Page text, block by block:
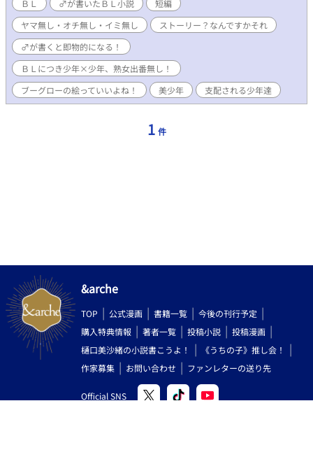
の「男の娘」というのも、実は少年フェチのバリエーションと言
えば言えなくもない気がします・・・・。 ・・・・そんなワケ
で「ＢＬ」というジャンルを手探りで書き始めたのですが、書い
ていて、ふとあることに気が付きました！ ♂が書くＢＬという
のは、イロイロと「即物的」になってしまうのです！ ＢＬ小説
独特の「耽美感」が希薄なのです！ これは、♂の特性であり、
ある意味仕方のない部分でもある気がします、なんと言っても♂
の「官能」は「◯◯で始まり、◯◯で終わる」・・・シンプルで
メカニカルなものなのです！（伏せ字だらけでワカランやん
け！） ※このあたりは、「燃えよドラゴンズ」「ひらけチュー
説というのも相当面白いと思います、おそらく♂には思いもつか
ない素敵な表現や視点が飛び出すのではないでしょうか！） ♀
と♂は別の生き物！感性も特性も違うから多様性とドラマが生ま
れる！・・・性別があるからこそ世の中、素敵で面白いのです。
♂が書いた異端のＢＬ小説・・・・「見世物小屋」気分でご覧
ください。
ＢＬ ♂が書いたＢＬ小説
短編
ヤマ無し・オチ無し・イミ無し
ストーリー？なんですかそれ
♂が書くと即物的になる！
ＢＬにつき少年×少年、熟女出番無し！
ブーグローの絵っていいよね！
美少年 支配される少年達
1 件
&arche
TOP 公式漫画 書籍一覧
今後の刊行予定
購入特典情報
著者一覧 投稿小説
投稿漫画
樋口美沙緒の小説書こうよ！
《うちの子》推し会！
作家募集
お問い合わせ ファンレターの送り先
Official SNS